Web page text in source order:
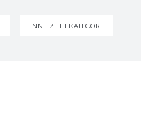
INNE Z TEJ KATEGORII